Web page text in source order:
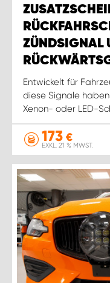
ZÜNDSIGNAL
Entwickelt für
diese Signale
Xenon- oder LED-
173 €
EXKL. 21 % MWST.